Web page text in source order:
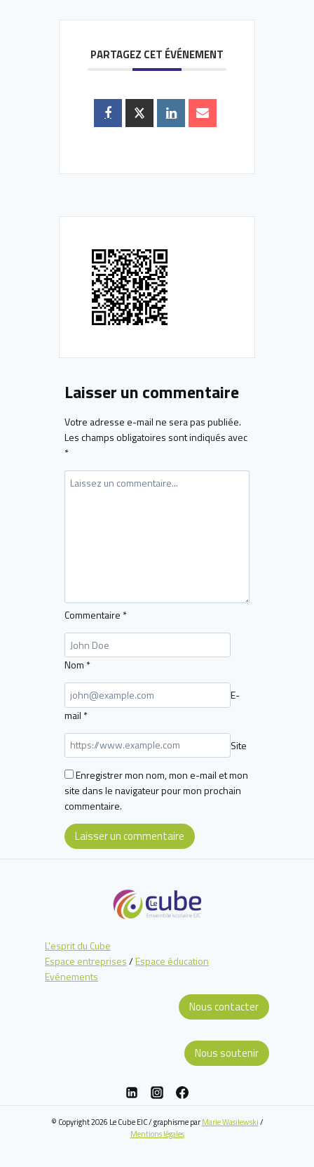
PARTAGEZ CET ÉVÉNEMENT
Laisser un commentaire
Votre adresse e-mail ne sera pas publiée.
Les champs obligatoires sont indiqués avec
*
Commentaire *
Nom *
E-
mail *
Site
Enregistrer mon nom, mon e-mail et mon
site dans le navigateur pour mon prochain
commentaire.
L'esprit du Cube
Espace entreprises/Espace éducation
Evénements
Nous contacter
Nous soutenir
© Copyright 2026 Le Cube EIC / graphisme parMarie Wasilewski/
Mentions légales